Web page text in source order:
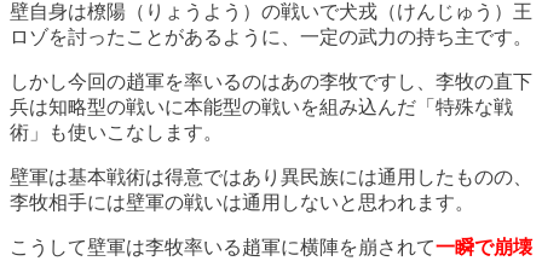
壁自身は橑陽（りょうよう）の戦いで犬戎（けんじゅう）王
ロゾを討ったことがあるように、一定の武力の持ち主です。
しかし今回の趙軍を率いるのはあの李牧ですし、李牧の直下
兵は知略型の戦いに本能型の戦いを組み込んだ「特殊な戦
術」も使いこなします。
壁軍は基本戦術は得意ではあり異民族には通用したものの、
李牧相手には壁軍の戦いは通用しないと思われます。
こうして壁軍は李牧率いる趙軍に横陣を崩されて一瞬で崩壊